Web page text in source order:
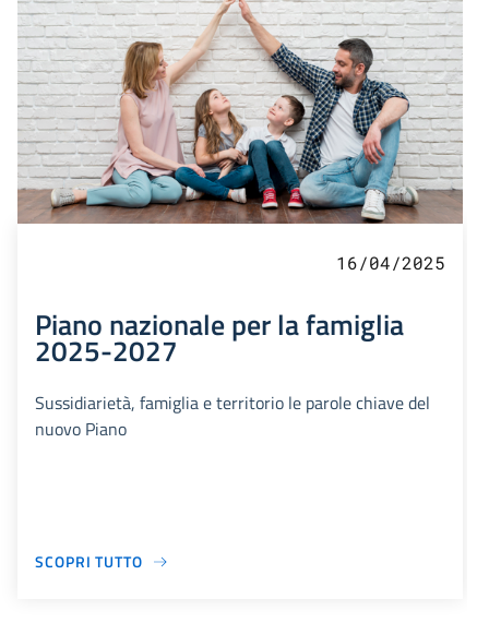
16/04/2025
Piano nazionale per la famiglia
2025-2027
Sussidiarietà, famiglia e territorio le parole chiave del
nuovo Piano
SCOPRI TUTTO